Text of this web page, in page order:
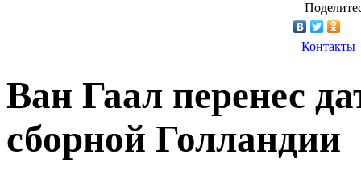
Контакты
Ван Гаал перенес
сборной Голландии